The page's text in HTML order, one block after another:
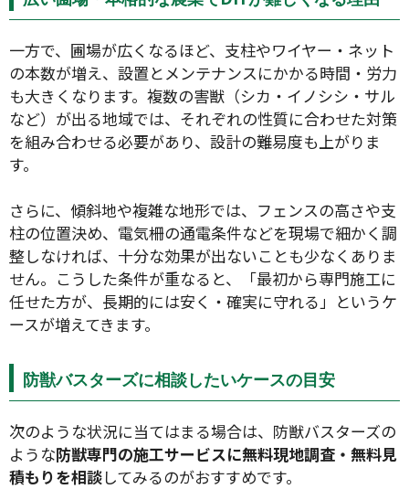
一方で、圃場が広くなるほど、支柱やワイヤー・ネット
の本数が増え、設置とメンテナンスにかかる時間・労力
も大きくなります。複数の害獣（シカ・イノシシ・サル
など）が出る地域では、それぞれの性質に合わせた対策
を組み合わせる必要があり、設計の難易度も上がりま
す。
さらに、傾斜地や複雑な地形では、フェンスの高さや支
柱の位置決め、電気柵の通電条件などを現場で細かく調
整しなければ、十分な効果が出ないことも少なくありま
せん。こうした条件が重なると、「最初から専門施工に
任せた方が、長期的には安く・確実に守れる」というケ
ースが増えてきます。
防獣バスターズに相談したいケースの目安
次のような状況に当てはまる場合は、防獣バスターズの
ような防獣専門の施工サービスに無料現地調査・無料見
積もりを相談してみるのがおすすめです。